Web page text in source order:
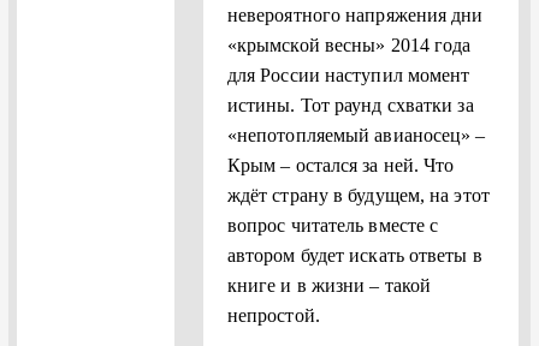
невероятного напряжения дни
«крымской весны» 2014 года
для России наступил момент
истины. Тот раунд схватки за
«непотопляемый авианосец» –
Крым – остался за ней. Что
ждёт страну в будущем, на этот
вопрос читатель вместе с
автором будет искать ответы в
книге и в жизни – такой
непростой.